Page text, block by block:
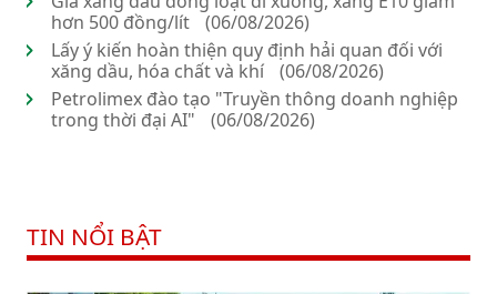
hơn 500 đồng/lít
(06/08/2026)
Lấy ý kiến hoàn thiện quy định hải quan đối với
xăng dầu, hóa chất và khí
(06/08/2026)
Petrolimex đào tạo "Truyền thông doanh nghiệp
trong thời đại AI"
(06/08/2026)
TIN NỔI BẬT